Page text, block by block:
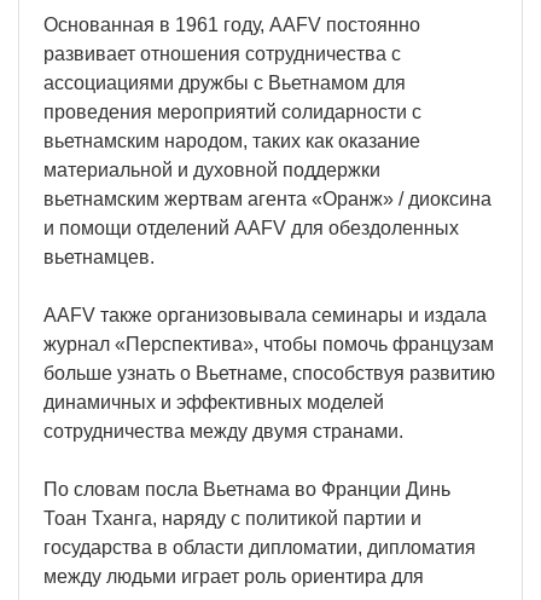
Основанная в 1961 году, AAFV постоянно
развивает отношения сотрудничества с
ассоциациями дружбы с Вьетнамом для
проведения мероприятий солидарности с
вьетнамским народом, таких как оказание
материальной и духовной поддержки
вьетнамским жертвам агента «Оранж» / диоксина
и помощи отделений AAFV для обездоленных
вьетнамцев.
AAFV также организовывала семинары и издала
журнал «Перспектива», чтобы помочь французам
больше узнать о Вьетнаме, способствуя развитию
динамичных и эффективных моделей
сотрудничества между двумя странами.
По словам посла Вьетнама во Франции Динь
Тоан Тханга, наряду с политикой партии и
государства в области дипломатии, дипломатия
между людьми играет роль ориентира для